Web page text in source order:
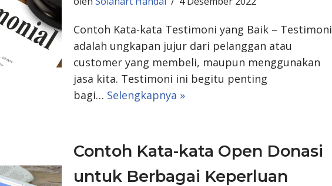
Contoh Kata-kata Testimoni yang Baik – Testimoni
adalah ungkapan jujur dari pelanggan atau
customer yang membeli, maupun menggunakan
jasa kita. Testimoni ini begitu penting
bagi… Selengkapnya »
Contoh Kata-kata Open Donasi
untuk Berbagai Keperluan